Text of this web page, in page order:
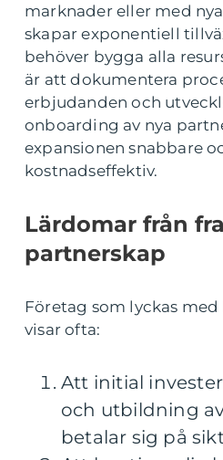
marknader eller med
skapar exponentiell
behöver bygga alla
är att dokumentera
erbjudanden och
onboarding av nya
expansionen snabbare
kostnadseffektiv.
Lärdomar från
partnerskap
Företag som lyckas
visar ofta:
Att initial
och utbildning
betalar sig på